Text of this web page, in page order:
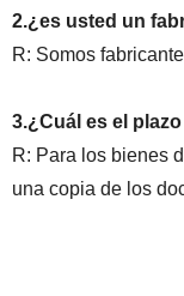
2.¿es usted un
R: Somos
3.¿Cuál es el
R: Para los bienes
una copia de los